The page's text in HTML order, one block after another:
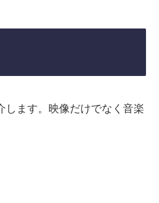
します。映像だけでなく音楽